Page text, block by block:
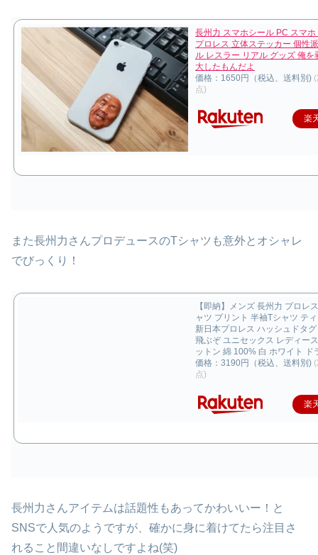
長州力 スマホシール PC スマ
プロレス 立体ステッカー 個性
ル レスラー リアル グッズ 俺を
大したもんだよ
価格：1650円（税込、送料別)
点)
楽
また長州力さんプロデュースのTシャツも意外とオシャレ
でびっくり！
【即納】メンズ 長州力 プロレ
ャツ プリント 半袖Tシャツ テ
新日本プロレス ハッシュドタ
飛ぶぞ ユニセックス レディー
ットン 綿 100% 白 ホワイト ド
価格：3190円（税込、送料別)
点)
楽
長州力さんアイテムは話題性もあってかわいいー！と
SNSで人気のようですが、確かに身に着けてたら注目さ
れること間違いなしですよね(笑)